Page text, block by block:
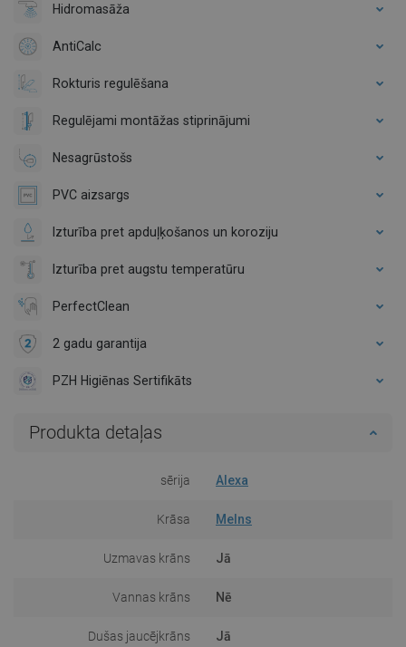
Hidromasāža
AntiCalc
Rokturis regulēšana
Regulējami montāžas stiprinājumi
Nesagrūstošs
PVC aizsargs
Izturība pret apduļķošanos un koroziju
Izturība pret augstu temperatūru
PerfectClean
2 gadu garantija
PZH Higiēnas Sertifikāts
Produkta detaļas
sērija Alexa
Krāsa Melns
Uzmavas krāns Jā
Vannas krāns Nē
Dušas jaucējkrāns Jā